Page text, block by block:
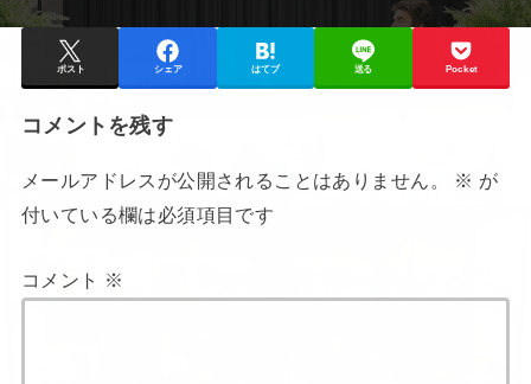
ポスト シェア はてブ 送る Pocket
コメントを残す
メールアドレスが公開されることはありません。 ※ が
付いている欄は必須項目です
コメント ※